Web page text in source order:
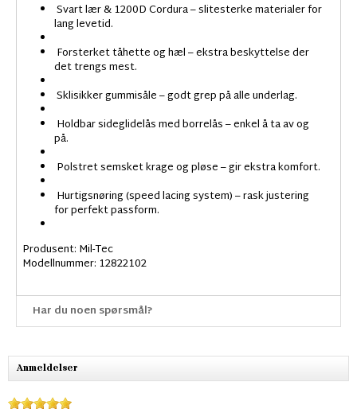
Svart lær & 1200D Cordura – slitesterke materialer for
lang levetid.
Forsterket tåhette og hæl – ekstra beskyttelse der
det trengs mest.
Sklisikker gummisåle – godt grep på alle underlag.
Holdbar sideglidelås med borrelås – enkel å ta av og
på.
Polstret semsket krage og pløse – gir ekstra komfort.
Hurtigsnøring (speed lacing system) – rask justering
for perfekt passform.
Produsent: Mil-Tec
Modellnummer: 12822102
Har du noen spørsmål?
Anmeldelser